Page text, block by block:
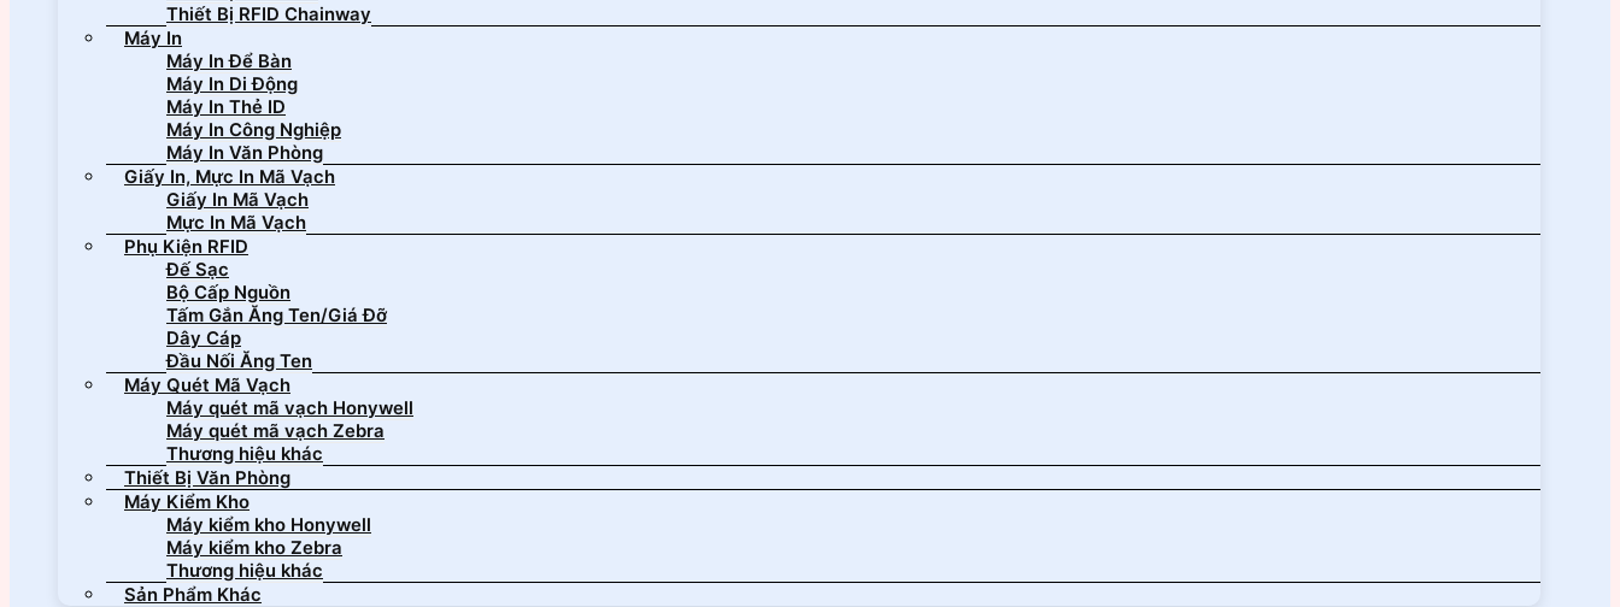
Thiết Bị RFID Chainway
Máy In
Máy In Để Bàn
Máy In Di Động
Máy In Thẻ ID
Máy In Công Nghiệp
Máy In Văn Phòng
Giấy In, Mực In Mã Vạch
Giấy In Mã Vạch
Mực In Mã Vạch
Phụ Kiện RFID
Đế Sạc
Bộ Cấp Nguồn
Tấm Gắn Ăng Ten/Giá Đỡ
Dây Cáp
Đầu Nối Ăng Ten
Máy Quét Mã Vạch
Máy quét mã vạch Honywell
Máy quét mã vạch Zebra
Thương hiệu khác
Thiết Bị Văn Phòng
Máy Kiểm Kho
Máy kiểm kho Honywell
Máy kiểm kho Zebra
Thương hiệu khác
Sản Phẩm Khác